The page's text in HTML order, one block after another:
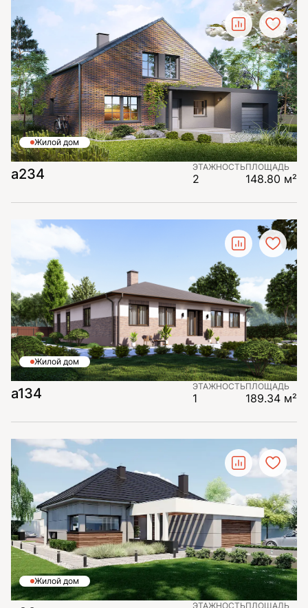
Жилой дом
a234 ЭТАЖНОСТЬ
2
ПЛОЩАДЬ
148.80 м²
Жилой дом
a134 ЭТАЖНОСТЬ
1
ПЛОЩАДЬ
189.34 м²
Жилой дом
ЭТАЖНОСТЬПЛОЩАДЬ